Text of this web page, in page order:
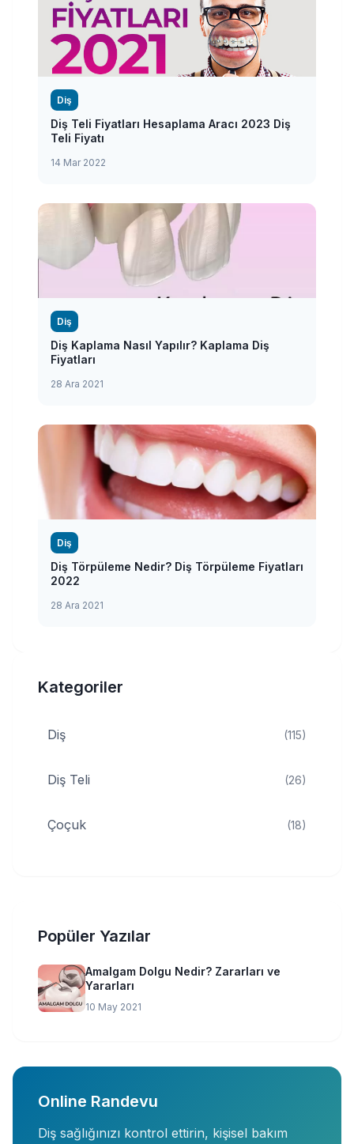
Diş
Diş Teli Fiyatları Hesaplama Aracı 2023 Diş
Teli Fiyatı
14 Mar 2022
Diş
Diş Kaplama Nasıl Yapılır? Kaplama Diş
Fiyatları
28 Ara 2021
Diş
Diş Törpüleme Nedir? Diş Törpüleme Fiyatları
2022
28 Ara 2021
Kategoriler
Diş (115)
Diş Teli (26)
Çoçuk (18)
Popüler Yazılar
Amalgam Dolgu Nedir? Zararları ve
Yararları
10 May 2021
Online Randevu
Diş sağlığınızı kontrol ettirin, kişisel bakım